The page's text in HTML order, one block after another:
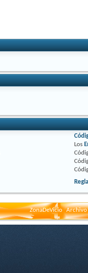
Los
ZonaDeVicio Archivo